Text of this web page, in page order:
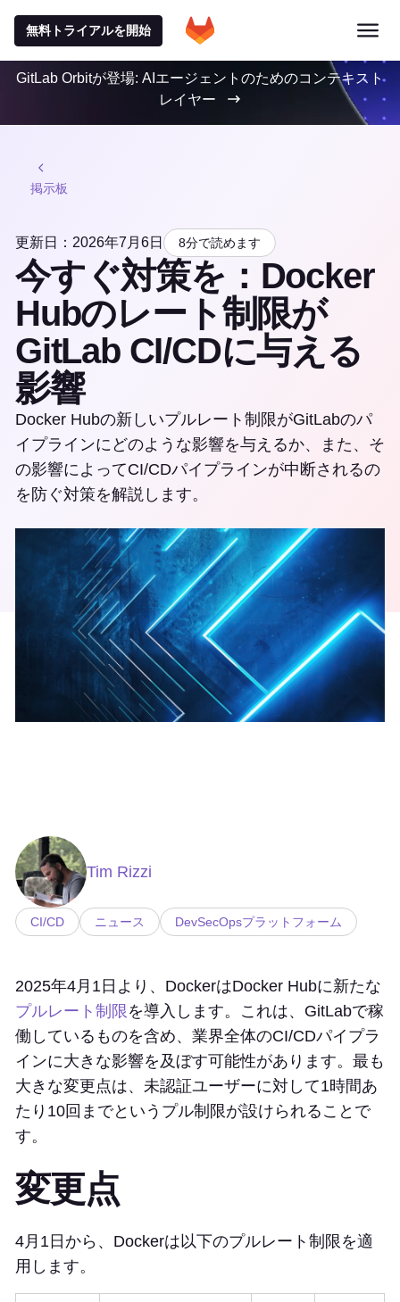
無料トライアルを開始
GitLab Orbitが登場: AIエージェントのためのコンテキスト
レイヤー
掲示板
更新日：2026年7月6日 8分で読めます
今すぐ対策を：Docker
Hubのレート制限が
GitLab CI/CDに与える
影響
Docker Hubの新しいプルレート制限がGitLabのパ
イプラインにどのような影響を与えるか、また、そ
の影響によってCI/CDパイプラインが中断されるの
を防ぐ対策を解説します。
Tim Rizzi
CI/CD ニュース DevSecOpsプラットフォーム
2025年4月1日より、DockerはDocker Hubに新たな
プルレート制限 を導入します。これは、GitLabで稼
働しているものを含め、業界全体のCI/CDパイプラ
インに大きな影響を及ぼす可能性があります。最も
大きな変更点は、未認証ユーザーに対して1時間あ
たり10回までというプル制限が設けられることで
す。
変更点
4月1日から、Dockerは以下のプルレート制限を適
用します。